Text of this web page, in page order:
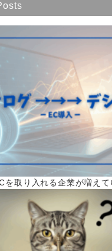
を取り入れる企業が増えて